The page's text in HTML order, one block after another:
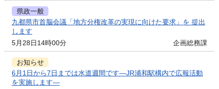
県政一般
九都県市首脳会議「地方分権改革の実現に向けた要求」を 提出
します
5月28日14時00分
企画総務課
お知らせ
6月1日から7日までは水道週間です―JR浦和駅構内で広報活動
を実施します―